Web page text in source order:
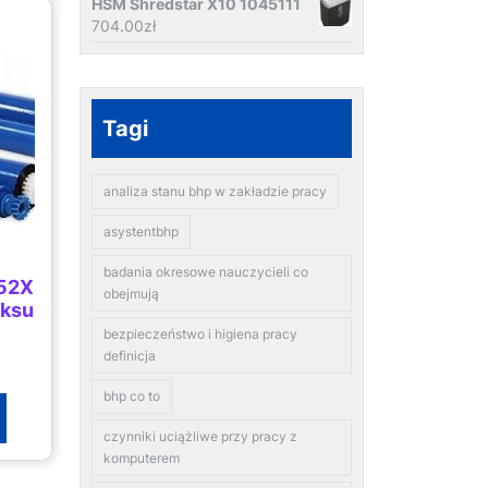
HSM Shredstar X10 1045111
704.00zł
Tagi
analiza stanu bhp w zakładzie pracy
asystentbhp
badania okresowe nauczycieli co
obejmują
bezpieczeństwo i higiena pracy
definicja
bhp co to
czynniki uciążliwe przy pracy z
komputerem